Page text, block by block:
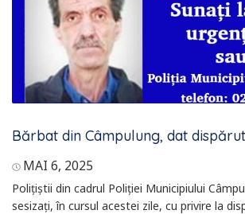
Bărbat din Câmpulung, dat dispărut
MAI 6, 2025
Polițiștii din cadrul Poliției Municipiului
sesizați, în cursul acestei zile, cu privire la